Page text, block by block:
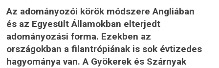
Az adományozói körök módszere Angliában
és az Egyesült Államokban elterjedt
adományozási forma. Ezekben az
országokban a filantrópiának is sok évtizedes
hagyománya van. A Gyökerek és Szárnyak